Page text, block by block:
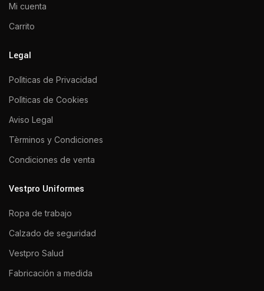
Mi cuenta
Carrito
Legal
Polìticas de Privacidad
Polìticas de Cookies
Aviso Legal
Tèrminos y Condiciones
Condiciones de venta
Vestpro Uniformes
Ropa de trabajo
Calzado de seguridad
Vestpro Salud
Fabricación a medida